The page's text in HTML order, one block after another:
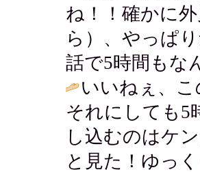
ね！！確かに
ら）、やっぱ
話で5時間もな
いいねぇ、
それにしても5
し込むのはケ
と見た！ゆっ